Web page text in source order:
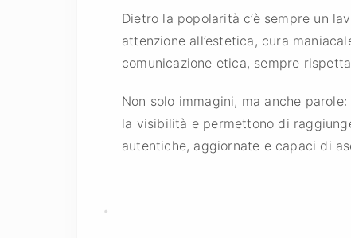
Dietro la popolarità c’è sempre un
attenzione all’estetica, cura
comunicazione etica, sempre
Non solo immagini, ma anche
la visibilità e permettono di
autentiche, aggiornate e capaci di